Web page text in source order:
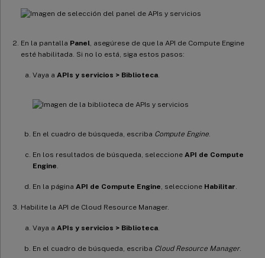
En la pantalla Panel , asegúrese de que la API de Compute Engine
esté habilitada. Si no lo está, siga estos pasos:
Vaya a APIs y servicios > Biblioteca
En el cuadro de búsqueda, escriba Compute Engine
En los resultados de búsqueda, seleccione API de Compute
Engine
En la página API de Compute Engine , seleccione Habilitar
Habilite la API de Cloud Resource Manager.
Vaya a APIs y servicios > Biblioteca
En el cuadro de búsqueda, escriba Cloud Resource Manager.